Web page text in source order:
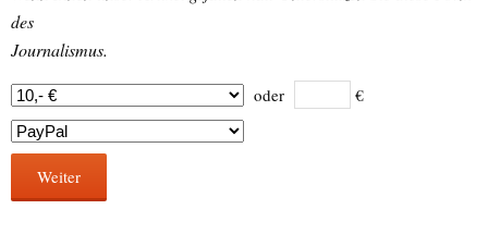
des
Journalismus.
oder €
Weiter